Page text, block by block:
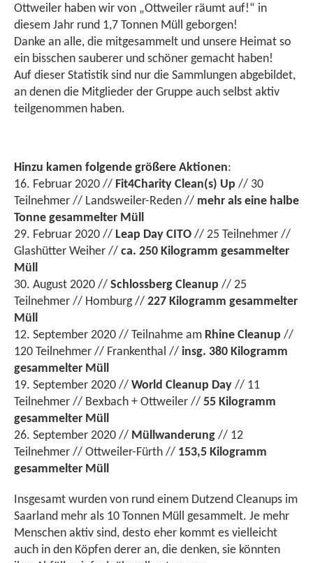
Ottweiler haben wir von „Ottweiler räumt auf!“ in
diesem Jahr rund 1,7 Tonnen Müll geborgen!
Danke an alle, die mitgesammelt und unsere Heimat so
ein bisschen sauberer und schöner gemacht haben!
Auf dieser Statistik sind nur die Sammlungen abgebildet,
an denen die Mitglieder der Gruppe auch selbst aktiv
teilgenommen haben.
Hinzu kamen folgende größere Aktionen:
16. Februar 2020 // Fit4Charity Clean(s) Up // 30
Teilnehmer // Landsweiler-Reden // mehr als eine halbe
Tonne gesammelter Müll
29. Februar 2020 // Leap Day CITO // 25 Teilnehmer //
Glashütter Weiher // ca. 250 Kilogramm gesammelter
Müll
30. August 2020 // Schlossberg Cleanup // 25
Teilnehmer // Homburg // 227 Kilogramm gesammelter
Müll
12. September 2020 // Teilnahme am Rhine Cleanup //
120 Teilnehmer // Frankenthal // insg. 380 Kilogramm
gesammelter Müll
19. September 2020 // World Cleanup Day // 11
Teilnehmer // Bexbach + Ottweiler // 55 Kilogramm
gesammelter Müll
26. September 2020 // Müllwanderung // 12
Teilnehmer // Ottweiler-Fürth // 153,5 Kilogramm
gesammelter Müll
Insgesamt wurden von rund einem Dutzend Cleanups im
Saarland mehr als 10 Tonnen Müll gesammelt. Je mehr
Menschen aktiv sind, desto eher kommt es vielleicht
auch in den Köpfen derer an, die denken, sie könnten